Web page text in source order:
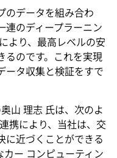
のデータを組み合わ
連のディープラーニン
より、最高レベルの安
るのです。これを実現
ータ収集と検証をすで
山 理志 氏は、次のよ
携により、当社は、交
に近づくことができる
カー コンピューティン